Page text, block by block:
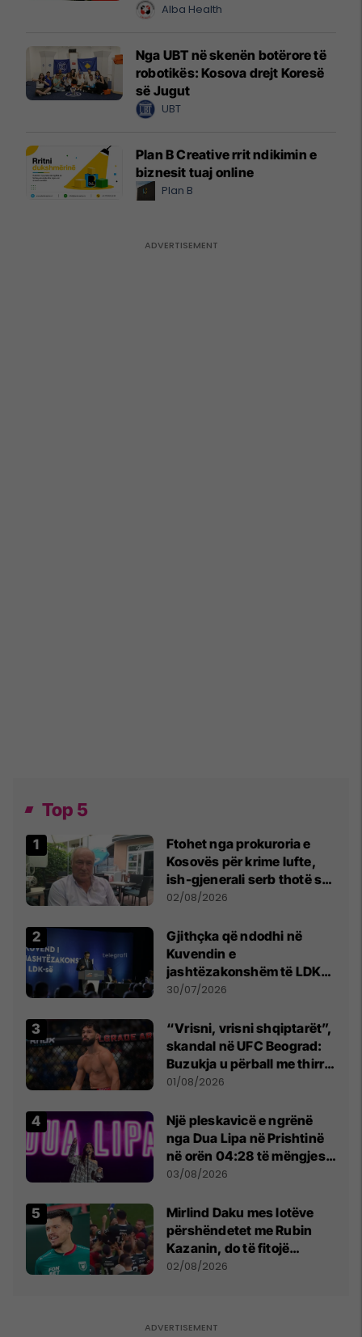
Alba Health
Nga UBT në skenën botërore të
robotikës: Kosova drejt Koresë
së Jugut
UBT
Plan B Creative rrit ndikimin e
biznesit tuaj online
Plan B
Top 5
Ftohet nga prokuroria e
Kosovës për krime lufte,
ish-gjenerali serb thotë se
dikush e tradhtoi në
02/08/2026
Gjithçka që ndodhi në
Kuvendin e
jashtëzakonshëm të LDK-
së
30/07/2026
“Vrisni, vrisni shqiptarët”,
skandal në UFC Beograd:
Buzukja u përball me thirrje
anti-shqiptare nga
01/08/2026
Një pleskavicë e ngrënë
nga Dua Lipa në Prishtinë
në orën 04:28 të mëngjesit
- dhe bota digjitale serbe
03/08/2026
Mirlind Daku mes lotëve
përshëndetet me Rubin
Kazanin, do të fitojë
miliona te Spartak Moska
02/08/2026